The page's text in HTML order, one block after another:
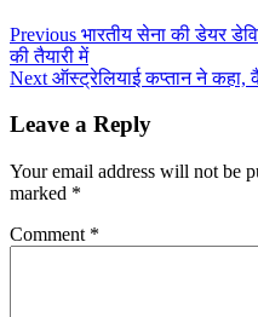
Previous भारतीय सेना की डेयर
की तैयारी में
Next ऑस्ट्रेलियाई कप्तान ने कहा,
Leave a Reply
Your email address will not be
marked *
Comment *